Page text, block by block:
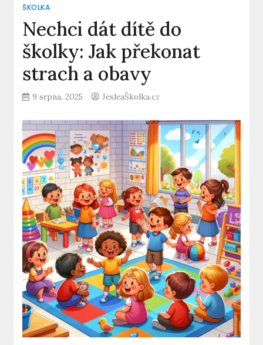
ŠKOLKA
Nechci dát dítě do
školky: Jak překonat
strach a obavy
9 srpna, 2025 JesleaŠkolka.cz